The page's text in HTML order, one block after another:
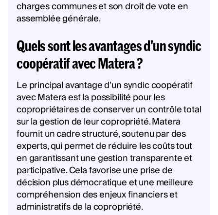
charges communes et son droit de vote en
assemblée générale.
Quels sont les avantages d'un syndic
coopératif avec Matera ?
Le principal avantage d'un syndic coopératif
avec Matera est la possibilité pour les
copropriétaires de conserver un contrôle total
sur la gestion de leur copropriété. Matera
fournit un cadre structuré, soutenu par des
experts, qui permet de réduire les coûts tout
en garantissant une gestion transparente et
participative. Cela favorise une prise de
décision plus démocratique et une meilleure
compréhension des enjeux financiers et
administratifs de la copropriété.